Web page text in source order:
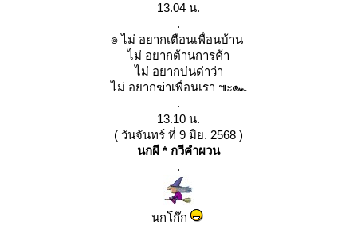
13.04 น.
.
๏ ไม่ อยากเตือนเพื่อนบ้าน
ไม่ อยากต้านการค้า
ไม่ อยากบ่นด่าว่า
ไม่ อยากฆ่าเพื่อนเรา ๚ะ๛
.
13.10 น.
( วันจันทร์ ที่ 9 มิย. 2568 )
นกผี * กวีคำผวน
.
นกโก๊ก